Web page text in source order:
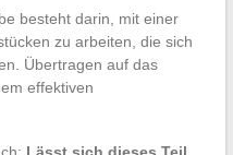
besteht darin, mit einer
zu arbeiten, die sich
Übertragen auf das
effektiven
Lässt sich dieses Teil